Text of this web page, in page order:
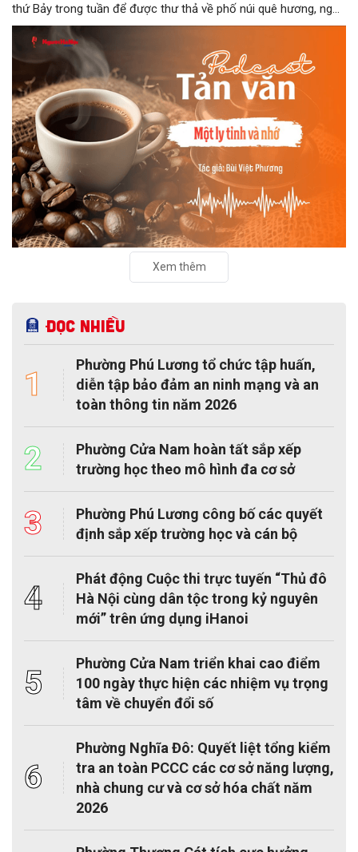
thứ Bảy trong tuần để được thư thả về phố núi quê hương, ngồi
đợi giọt đắng của đất đai, mưa nắng điểm từng nhịp xuống
chiếc ly sứ như đợi thời gian mở cánh cửa diệu kì của mình.
Xem thêm
Đọc nhiều
1
Phường Phú Lương tổ chức tập huấn,
diễn tập bảo đảm an ninh mạng và an
toàn thông tin năm 2026
2
Phường Cửa Nam hoàn tất sắp xếp
trường học theo mô hình đa cơ sở
3
Phường Phú Lương công bố các quyết
định sắp xếp trường học và cán bộ
4
Phát động Cuộc thi trực tuyến “Thủ đô
Hà Nội cùng dân tộc trong kỷ nguyên
mới” trên ứng dụng iHanoi
5
Phường Cửa Nam triển khai cao điểm
100 ngày thực hiện các nhiệm vụ trọng
tâm về chuyển đổi số
6
Phường Nghĩa Đô: Quyết liệt tổng kiểm
tra an toàn PCCC các cơ sở năng lượng,
nhà chung cư và cơ sở hóa chất năm
2026